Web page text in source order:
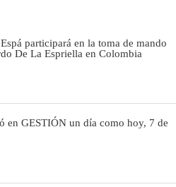
participará en la toma de mando
De La Espriella en Colombia
en GESTIÓN un día como hoy, 7 de